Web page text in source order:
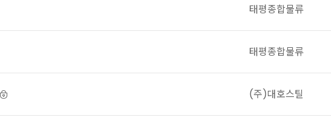
태평종합물류
태평종합물류
(주)대호스틸